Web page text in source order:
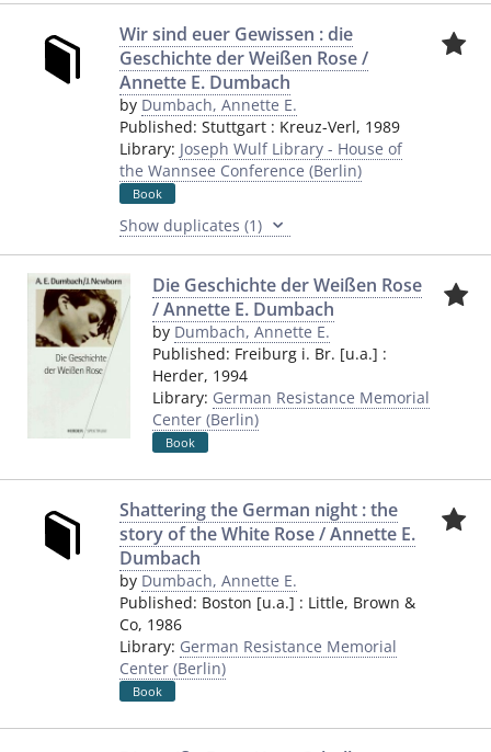
Wir sind euer Gewissen : die
Geschichte der Weißen Rose /
Annette E. Dumbach
by Dumbach, Annette E.
Published: Stuttgart : Kreuz-Verl, 1989
Library: Joseph Wulf Library - House of
the Wannsee Conference (Berlin)
Book
Show duplicates (1)
Die Geschichte der Weißen Rose
/ Annette E. Dumbach
by Dumbach, Annette E.
Published: Freiburg i. Br. [u.a.] :
Herder, 1994
Library: German Resistance Memorial
Center (Berlin)
Book
Shattering the German night : the
story of the White Rose / Annette E.
Dumbach
by Dumbach, Annette E.
Published: Boston [u.a.] : Little, Brown &
Co, 1986
Library: German Resistance Memorial
Center (Berlin)
Book